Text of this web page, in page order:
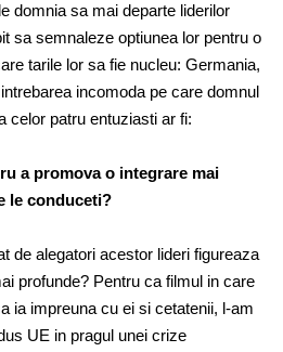
domnia sa mai departe liderilor
sa semnaleze optiunea lor pentru o
tarile lor sa fie nucleu: Germania,
incomoda pe care domnul
celor patru entuziasti ar fi:
a promova o integrare mai
le conduceti?
de alegatori acestor lideri figureaza
profunde? Pentru ca filmul in care
ia impreuna cu ei si cetatenii, l-am
UE in pragul unei crize